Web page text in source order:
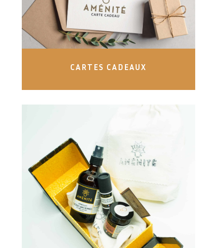
CARTES CADEAUX